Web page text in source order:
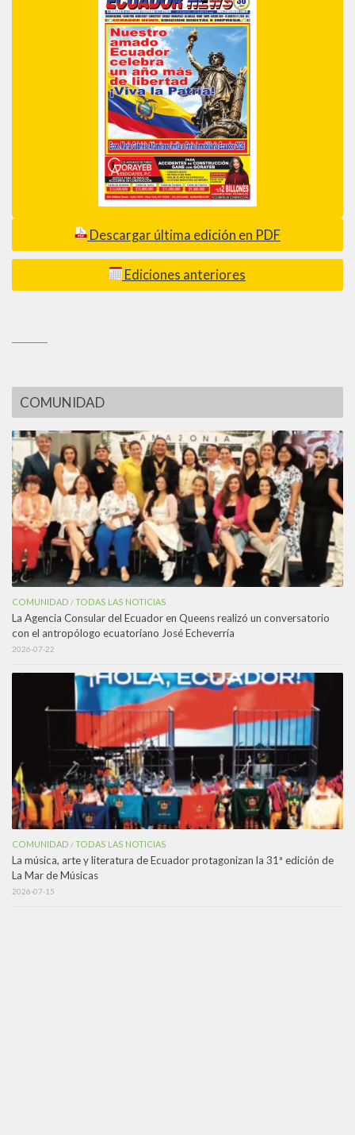
Descargar última edición en PDF
Ediciones anteriores
COMUNIDAD
COMUNIDAD /TODAS LAS NOTICIAS
La Agencia Consular del Ecuador en Queens realizó un conversatorio
con el antropólogo ecuatoriano José Echeverría
2026-07-22
COMUNIDAD /TODAS LAS NOTICIAS
La música, arte y literatura de Ecuador protagonizan la 31ª edición de
La Mar de Músicas
2026-07-15